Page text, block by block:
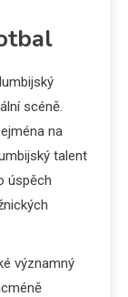
scéně.
na
talent
úspěch
významný